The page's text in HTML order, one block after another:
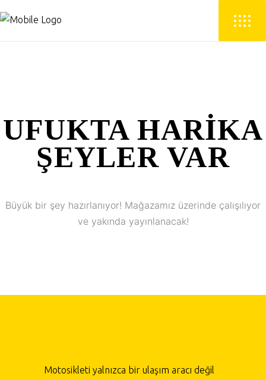
UFUKTA HARIKA
ŞEYLER VAR
Büyük bir şey hazırlanıyor! Mağazamız üzerinde çalışılıyor
ve yakında yayınlanacak!
Motosikleti yalnızca bir ulaşım aracı değil